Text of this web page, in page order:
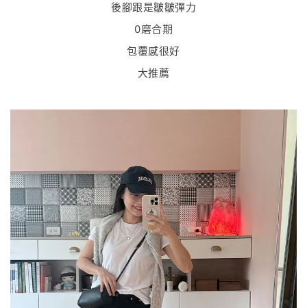
後腳跟是皺皺彈力
0磨合期
包覆感很好
大推薦